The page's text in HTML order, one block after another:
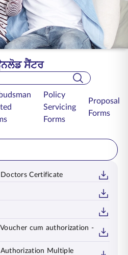
ਪ੍ਰੀਮੀਅਮ ਭਰੋ
ਸੈਂਟਰ
Policy
Servicing
Forms
Proposal
Forms
Doctors Certificate
cum authorization -
Multiple